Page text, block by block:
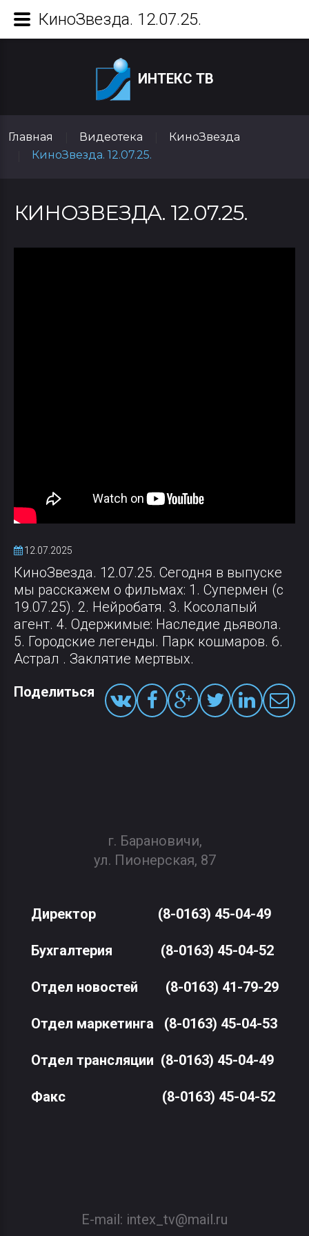
ИНТЕКС ТВ
Главная Видеотека
КиноЗвезда
КиноЗвезда. 12.07.25.
КИНОЗВЕЗДА. 12.07.25.
12.07.2025
КиноЗвезда. 12.07.25. Сегодня в выпуске
мы расскажем о фильмах: 1. Супермен (с
19.07.25). 2. Нейробатя. 3. Косолапый
агент. 4. Одержимые: Наследие дьявола.
5. Городские легенды. Парк кошмаров. 6.
Астрал . Заклятие мертвых.
Поделиться
г. Барановичи,
ул. Пионерская, 87
Директор (8-0163) 45-04-49
Бухгалтерия (8-0163) 45-04-52
Отдел новостей (8-0163) 41-79-29
Отдел маркетинга (8-0163) 45-04-53
Отдел трансляции (8-0163) 45-04-49
Факс(8-0163) 45-04-52
E-mail: intex_tv@mail.ru
КиноЗвезда. 12.07.25.